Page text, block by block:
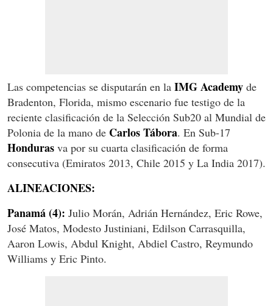
Las competencias se disputarán en la IMG Academy de
Bradenton, Florida, mismo escenario fue testigo de la
reciente clasificación de la Selección Sub20 al Mundial de
Polonia de la mano de Carlos Tábora. En Sub-17
Honduras va por su cuarta clasificación de forma
consecutiva (Emiratos 2013, Chile 2015 y La India 2017).
ALINEACIONES:
Panamá (4): Julio Morán, Adrián Hernández, Eric Rowe,
José Matos, Modesto Justiniani, Edilson Carrasquilla,
Aaron Lowis, Abdul Knight, Abdiel Castro, Reymundo
Williams y Eric Pinto.